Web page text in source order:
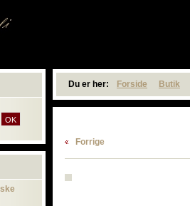
Du er her: Forside Butik
Forrige